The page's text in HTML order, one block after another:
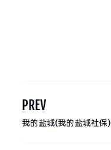
PREV
我的盐城(我的盐城社保)